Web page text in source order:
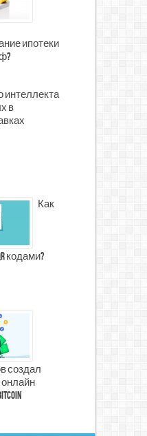
ипотеки
интеллекта
в
Как
кодами?
создал